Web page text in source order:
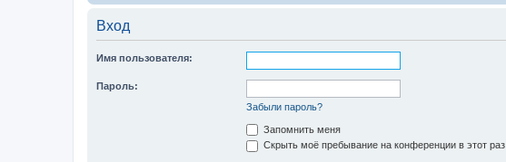
Вход
Имя пользователя:
Пароль:
Забыли пароль?
Запомнить меня
Скрыть моё пребывание на конференции в этот раз